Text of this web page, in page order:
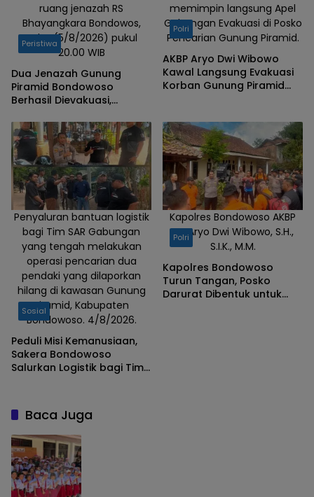
ruang jenazah RS
Bhayangkara Bondowos,
Rabu (5/8/2026) pukul
20.00 WIB
Peristiwa
Dua Jenazah Gunung
Piramid Bondowoso
Berhasil Dievakuasi,
Tim Gabungan
memimpin langsung Apel
Gabungan Evakuasi di Posko
Pencarian Gunung Piramid.
Polri
AKBP Aryo Dwi Wibowo
Kawal Langsung Evakuasi
Korban Gunung Piramid
Penyaluran bantuan logistik
bagi Tim SAR Gabungan
yang tengah melakukan
operasi pencarian dua
pendaki yang dilaporkan
hilang di kawasan Gunung
Piramid, Kabupaten
Bondowoso. 4/8/2026.
Sosial
Peduli Misi Kemanusiaan,
Sakera Bondowoso
Salurkan Logistik bagi Tim
Kapolres Bondowoso AKBP
Dr. Aryo Dwi Wibowo, S.H.,
S.I.K., M.M.
Polri
Kapolres Bondowoso
Turun Tangan, Posko
Darurat Dibentuk untuk
Baca Juga